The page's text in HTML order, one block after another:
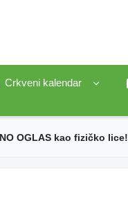
Crkveni kalendar
OGLAS kao fizičko lice!